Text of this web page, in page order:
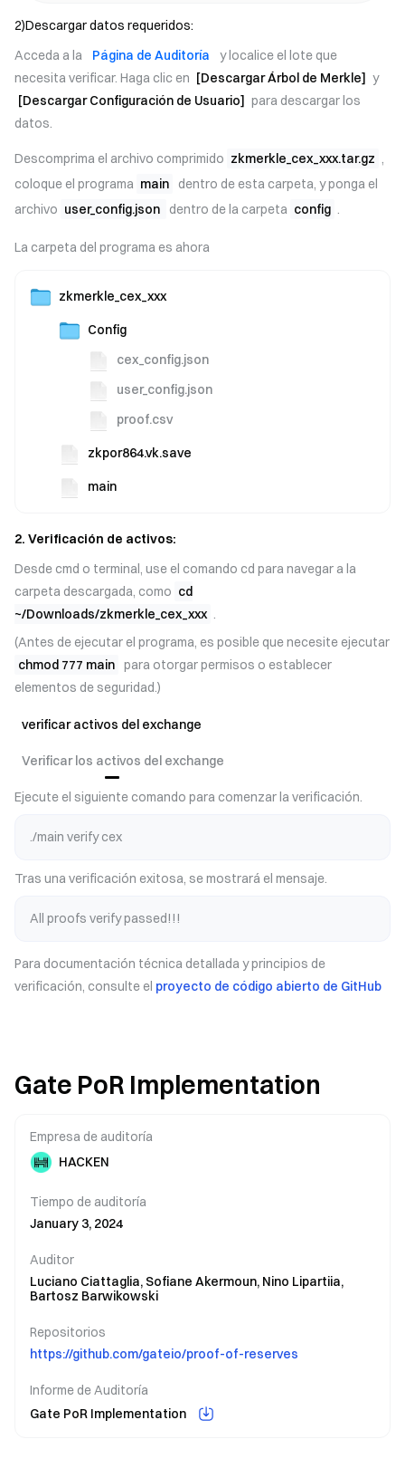
2)Descargar datos requeridos:
Acceda a la
Página de Auditoría
y localice el lote que
necesita verificar. Haga clic en [Descargar Árbol de Merkle] y
[Descargar Configuración de Usuario] para descargar los
datos.
Descomprima el archivo comprimido zkmerkle_cex_xxx.tar.gz ,
coloque el programa main
dentro de esta carpeta, y ponga el
archivo user_config.json dentro de la carpeta config .
La carpeta del programa es ahora
zkmerkle_cex_xxx
Config
cex_config.json
user_config.json
proof.csv
zkpor864.vk.save
main
2. Verificación de activos:
Desde cmd o terminal, use el comando cd para navegar a la
carpeta descargada, como cd
~/Downloads/zkmerkle_cex_xxx .
(Antes de ejecutar el programa, es posible que necesite ejecutar
chmod 777 main para otorgar permisos o establecer
elementos de seguridad.)
verificar activos del exchange
Verificar los activos del exchange
Ejecute el siguiente comando para comenzar la verificación.
./main verify cex
Tras una verificación exitosa, se mostrará el mensaje.
All proofs verify passed!!!
Para documentación técnica detallada y principios de
verificación, consulte el proyecto de código abierto de GitHub
Gate PoR Implementation
Empresa de auditoría
HACKEN
Tiempo de auditoría
January 3, 2024
Auditor
Luciano Ciattaglia, Sofiane Akermoun, Nino Lipartiia,
Bartosz Barwikowski
Repositorios
https://github.com/gateio/proof-of-reserves
Informe de Auditoría
Gate PoR Implementation